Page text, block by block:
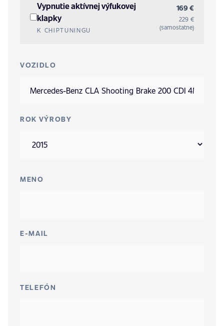
Vypnutie aktívnej výfukovej
klapky
K CHIPTUNINGU
169 €
229 €
(samostatne)
VOZIDLO
ROK VÝROBY
MENO
E-MAIL
TELEFÓN